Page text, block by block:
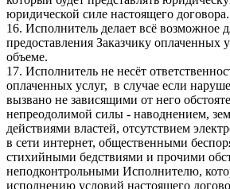
юридической силе настоящего договора.
16. Исполнитель делает всё возможное
предоставления Заказчику оплаченных
объеме.
17. Исполнитель не несёт
оплаченных услуг, в случае если
вызвано не зависящими от него
непреодолимой силы - наводнением,
действиями властей, отсутствием
в сети интернет, общественными
стихийными бедствиями и прочими
неподконтрольными Исполнителю,
исполнению условий настоящего